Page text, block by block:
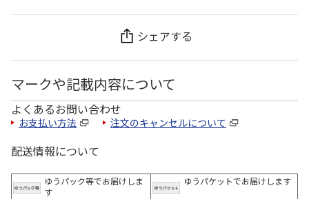
シェアする
マークや記載内容について
よくあるお問い合わせ
お支払い方法 注文のキャンセルについて
配送情報について
ゆうパック等でお届けしま
す
ゆうパケットでお届けします